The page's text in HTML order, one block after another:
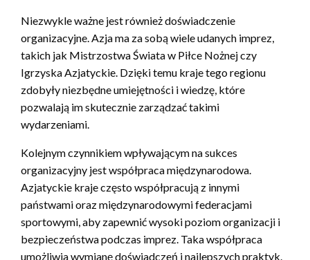
Niezwykle ważne jest również doświadczenie
organizacyjne. Azja ma za sobą wiele udanych imprez,
takich jak Mistrzostwa Świata w Piłce Nożnej czy
Igrzyska Azjatyckie. Dzięki temu kraje tego regionu
zdobyły niezbędne umiejętności i wiedzę, które
pozwalają im skutecznie zarządzać takimi
wydarzeniami.
Kolejnym czynnikiem wpływającym na sukces
organizacyjny jest współpraca międzynarodowa.
Azjatyckie kraje często współpracują z innymi
państwami oraz międzynarodowymi federacjami
sportowymi, aby zapewnić wysoki poziom organizacji i
bezpieczeństwa podczas imprez. Taka współpraca
umożliwia wymianę doświadczeń i najlepszych praktyk.